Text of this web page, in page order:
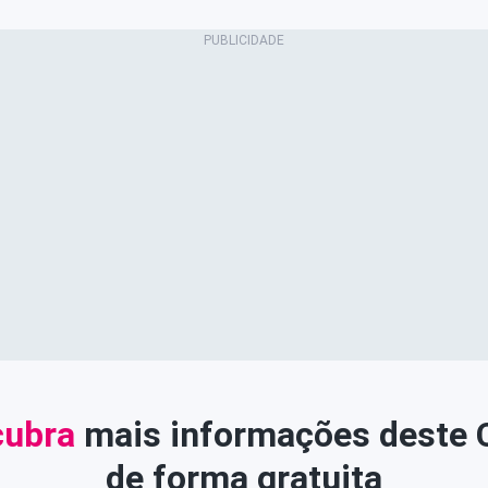
mais informações deste
de forma gratuita